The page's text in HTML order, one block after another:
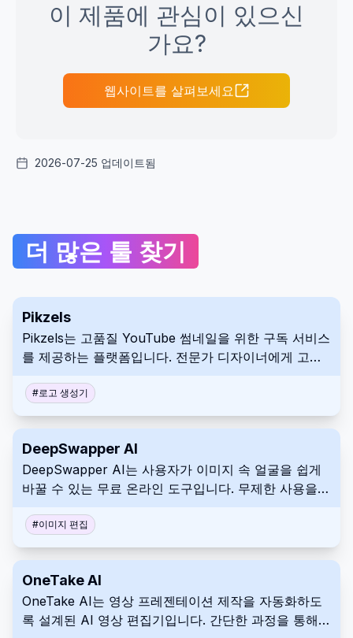
이 제품에 관심이 있으신
가요?
웹사이트를 살펴보세요
2026-07-25 업데이트됨
더 많은 툴 찾기
Pikzels
Pikzels는 고품질 YouTube 썸네일을 위한 구독 서비스
를 제공하는 플랫폼입니다. 전문가 디자이너에게 고정
스는 전문적인 비디오 썸네일을 얻는 과정을 단순화하
고 가속화하는 것을 목표로 합니다.
#로고 생성기
DeepSwapper AI
DeepSwapper AI는 사용자가 이미지 속 얼굴을 쉽게
바꿀 수 있는 무료 온라인 도구입니다. 무제한 사용을
과를 생성합니다. 이 서비스는 안전하며 업로드된 이미
지를 저장하지 않습니다.
#이미지 편집
OneTake AI
OneTake AI는 영상 프레젠테이션 제작을 자동화하도
록 설계된 AI 영상 편집기입니다. 간단한 과정을 통해